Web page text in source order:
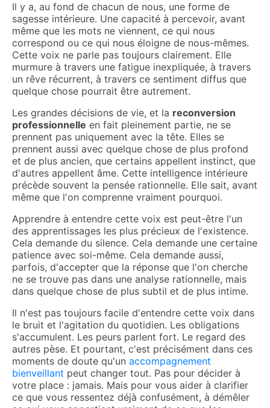
Il y a, au fond de chacun de nous, une forme de
sagesse intérieure. Une capacité à percevoir, avant
même que les mots ne viennent, ce qui nous
correspond ou ce qui nous éloigne de nous-mêmes.
Cette voix ne parle pas toujours clairement. Elle
murmure à travers une fatigue inexpliquée, à travers
un rêve récurrent, à travers ce sentiment diffus que
quelque chose pourrait être autrement.
Les grandes décisions de vie, et la reconversion
professionnelle en fait pleinement partie, ne se
prennent pas uniquement avec la tête. Elles se
prennent aussi avec quelque chose de plus profond
et de plus ancien, que certains appellent instinct, que
d'autres appellent âme. Cette intelligence intérieure
précède souvent la pensée rationnelle. Elle sait, avant
même que l'on comprenne vraiment pourquoi.
Apprendre à entendre cette voix est peut-être l'un
des apprentissages les plus précieux de l'existence.
Cela demande du silence. Cela demande une certaine
patience avec soi-même. Cela demande aussi,
parfois, d'accepter que la réponse que l'on cherche
ne se trouve pas dans une analyse rationnelle, mais
dans quelque chose de plus subtil et de plus intime.
Il n'est pas toujours facile d'entendre cette voix dans
le bruit et l'agitation du quotidien. Les obligations
s'accumulent. Les peurs parlent fort. Le regard des
autres pèse. Et pourtant, c'est précisément dans ces
moments de doute qu'un accompagnement
bienveillant peut changer tout. Pas pour décider à
votre place : jamais. Mais pour vous aider à clarifier
ce que vous ressentez déjà confusément, à démêler